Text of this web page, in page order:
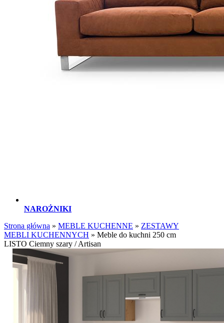
NAROŻNIKI
Strona główna » MEBLE KUCHENNE » ZESTAWY
MEBLI KUCHENNYCH » Meble do kuchni 250 cm
LISTO Ciemny szary / Artisan